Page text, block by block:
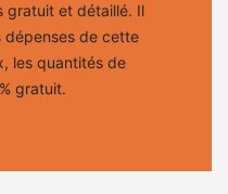
gratuit et détaillé. Il
dépenses de cette
les quantités de
gratuit.